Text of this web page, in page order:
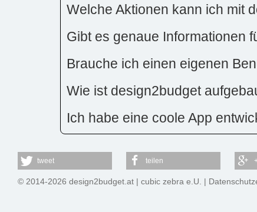
Welche Aktionen kann ich mit
Gibt es genaue Informationen
Brauche ich einen eigenen
Wie ist design2budget
Ich habe eine coole App
tweet teilen
© 2014-2026 design2budget.at |cubic zebra e.U. |